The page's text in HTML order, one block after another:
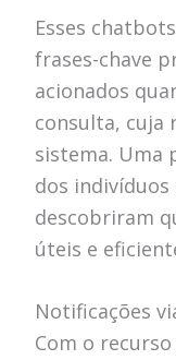
Esses
frases-chave
acionados
consulta, cuja
sistema. Uma
dos
descobriram
úteis e
Notificações
Com o